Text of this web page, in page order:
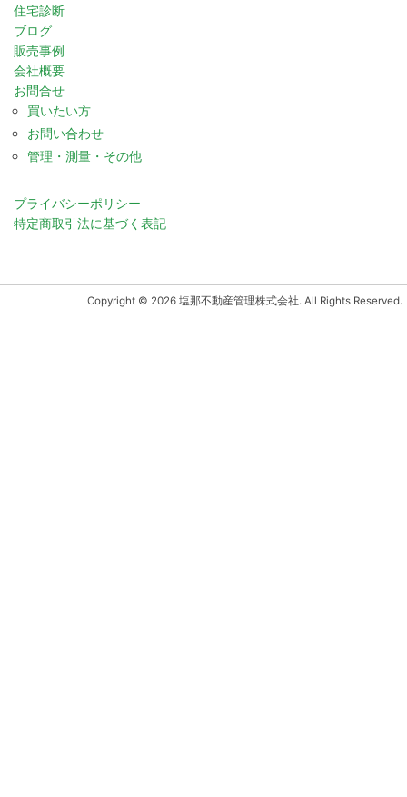
住宅診断
ブログ
販売事例
会社概要
お問合せ
買いたい方
お問い合わせ
管理・測量・その他
プライバシーポリシー
特定商取引法に基づく表記
Copyright © 2026 塩那不動産管理株式会社. All Rights Reserved.